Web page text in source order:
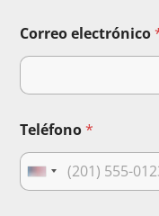
o
m
n
a
r
i
T
Correo electrónico
Teléfono*
U